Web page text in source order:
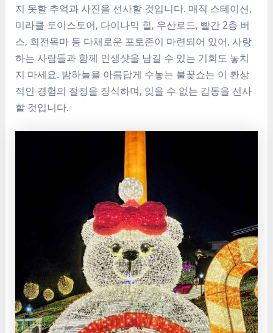
지 못할 추억과 사진을 선사할 것입니다. 매직 스테이션,
미라클 토이스토어, 다이나믹 힐, 우산로드, 빨간 2층 버
스, 회전목마 등 다채로운 포토존이 마련되어 있어, 사랑
하는 사람들과 함께 인생샷을 남길 수 있는 기회도 놓치
지 마세요. 밤하늘을 아름답게 수놓는 불꽃쇼는 이 환상
적인 경험의 절정을 장식하며, 잊을 수 없는 감동을 선사
할 것입니다.